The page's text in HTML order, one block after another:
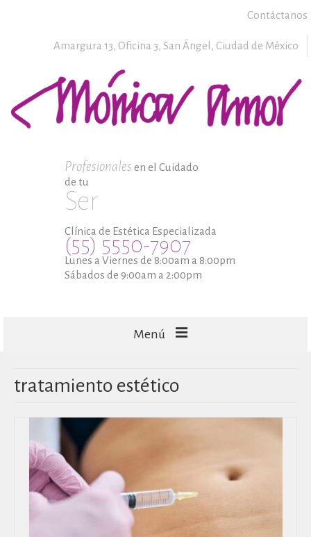
Contáctanos
Amargura 13, Oficina 3, San Ángel, Ciudad de México
Profesionales en el Cuidado
de tu
Ser
Clínica de Estética Especializada
(55) 5550-7907
Lunes a Viernes de 8:00am a 8:00pm
Sábados de 9:00am a 2:00pm
Menú
TECNOLOGÍA
tratamiento estético